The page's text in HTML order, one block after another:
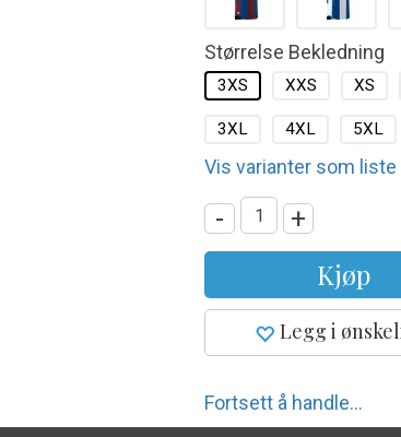
Størrelse Bekledning
3XS XXS XS
3XL 4XL 5XL
Vis varianter som liste
- +
Kjøp
Legg i
Fortsett å handle...